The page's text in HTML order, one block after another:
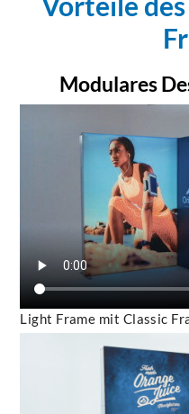
Modulares
Light Frame mit Classic